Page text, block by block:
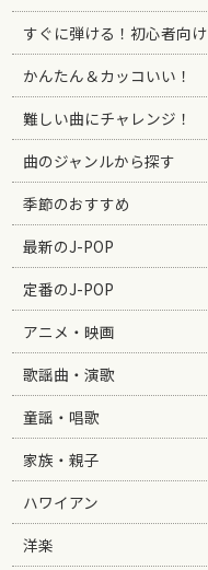
すぐに弾ける！初心者向け
かんたん＆カッコいい！
難しい曲にチャレンジ！
曲のジャンルから探す
季節のおすすめ
最新のJ-POP
定番のJ-POP
アニメ・映画
歌謡曲・演歌
童謡・唱歌
家族・親子
ハワイアン
洋楽